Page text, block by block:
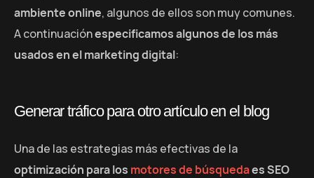
ambiente online, algunos de ellos son muy comunes.
A continuaciónespecificamos algunos de los más
usados en el marketing digital:
Generar tráfico para otro artículo en el blog
Una de las estrategias más efectivas de la
optimización para los motores de búsquedaes SEO